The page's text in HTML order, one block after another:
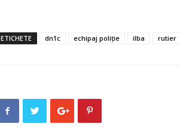
ETICHETE dn1c echipaj poliție ilba rutier